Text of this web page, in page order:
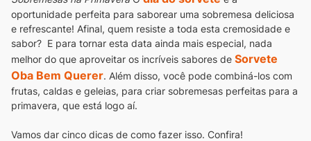
oportunidade perfeita para saborear uma sobremesa deliciosa
e refrescante! Afinal, quem resiste a toda esta cremosidade e
sabor? E para tornar esta data ainda mais especial, nada
melhor do que aproveitar os incríveis sabores de Sorvete
Oba Bem Querer. Além disso, você pode combiná-los com
frutas, caldas e geleias, para criar sobremesas perfeitas para a
primavera, que está logo aí.
Vamos dar cinco dicas de como fazer isso. Confira!